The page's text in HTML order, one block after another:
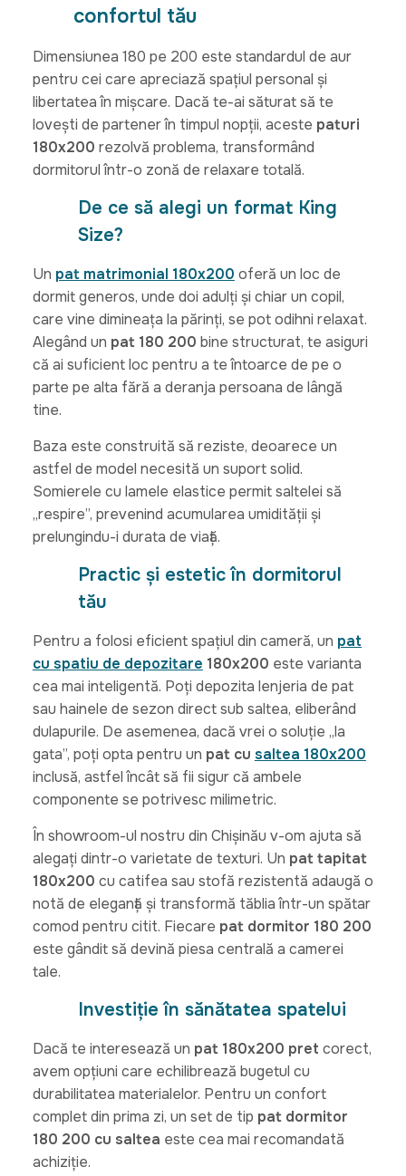
confortul tău
Dimensiunea 180 pe 200 este standardul de aur
pentru cei care apreciază spațiul personal și
libertatea în mișcare. Dacă te-ai săturat să te
lovești de partener în timpul nopții, aceste paturi
180x200 rezolvă problema, transformând
dormitorul într-o zonă de relaxare totală.
De ce să alegi un format King
Size?
Un pat matrimonial 180x200 oferă un loc de
dormit generos, unde doi adulți și chiar un copil,
care vine dimineața la părinți, se pot odihni relaxat.
Alegând un pat 180 200 bine structurat, te asiguri
că ai suficient loc pentru a te întoarce de pe o
parte pe alta fără a deranja persoana de lângă
tine.
Baza este construită să reziste, deoarece un
astfel de model necesită un suport solid.
Somierele cu lamele elastice permit saltelei să
„respire”, prevenind acumularea umidității și
prelungindu-i durata de viață.
Practic și estetic în dormitorul
tău
Pentru a folosi eficient spațiul din cameră, un pat
cu spatiu de depozitare 180x200 este varianta
cea mai inteligentă. Poți depozita lenjeria de pat
sau hainele de sezon direct sub saltea, eliberând
dulapurile. De asemenea, dacă vrei o soluție „la
gata”, poți opta pentru un pat cu saltea 180x200
inclusă, astfel încât să fii sigur că ambele
componente se potrivesc milimetric.
În showroom-ul nostru din Chișinău v-om ajuta să
alegați dintr-o varietate de texturi. Un pat tapitat
180x200 cu catifea sau stofă rezistentă adaugă o
notă de eleganță și transformă tăblia într-un spătar
comod pentru citit. Fiecare pat dormitor 180 200
este gândit să devină piesa centrală a camerei
tale.
Investiție în sănătatea spatelui
Dacă te interesează un pat 180x200 pret corect,
avem opțiuni care echilibrează bugetul cu
durabilitatea materialelor. Pentru un confort
complet din prima zi, un set de tip pat dormitor
180 200 cu saltea este cea mai recomandată
achiziție.